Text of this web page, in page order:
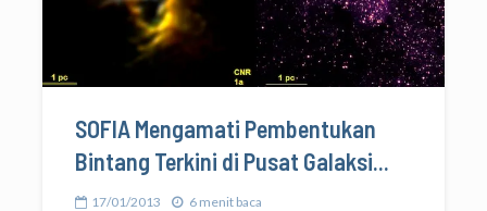
SOFIA Mengamati Pembentukan
Bintang Terkini di Pusat Galaksi...
17/01/2013 6 menit baca